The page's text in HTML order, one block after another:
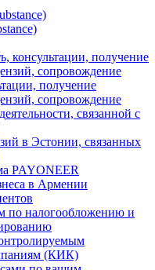
консультации, получение
сопровождение
получение
сопровождение
связанной с
в Эстонии, связанных
PAYONEER
в Армении
по налогообложению и
(КИК)